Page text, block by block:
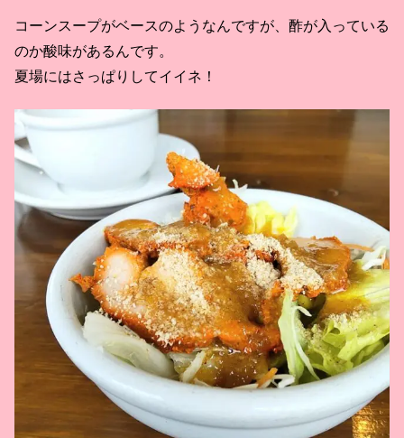
コーンスープがベースのようなんですが、酢が入っている
のか酸味があるんです。
夏場にはさっぱりしてイイネ！